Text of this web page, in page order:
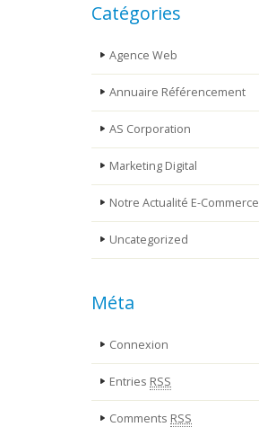
Catégories
Agence Web
Annuaire Référencement
AS Corporation
Marketing Digital
Notre Actualité E-Commerce
Uncategorized
Méta
Connexion
Entries RSS
Comments RSS